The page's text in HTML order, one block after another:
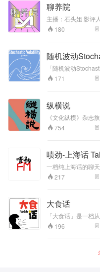
聊养院
主播：石头姐 影评人、记者、自由撰稿人 曾报道
香港国际电影节、
节、海南岛国际电
电影欣赏》等杂志供稿。 主播：小朱朱
法语译者、耳光观影团发起人
台主持人，迷影网
国往事》、《电影
味》现场导演；精
180
随机波动
「随机波动
体人发起的一档泛
更新，新浪微博@
171
纵横说
《文化纵横》杂志
有趣的事
754
啧劲-上海话
一档纯上海话的聊
217
大食话
「大食话」是一档
与生活方式的播客
段、不同细分领域
品大白话”——关于
及它如何真正影响我
196